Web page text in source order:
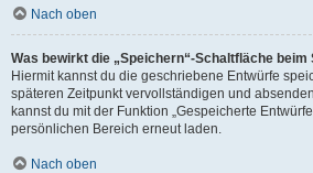
Nach oben
Was bewirkt die „Speichern“-Schaltfläche
Hiermit kannst du die geschriebene Entwürfe
späteren Zeitpunkt vervollständigen und
kannst du mit der Funktion „Gespeicherte
persönlichen Bereich erneut laden.
Nach oben